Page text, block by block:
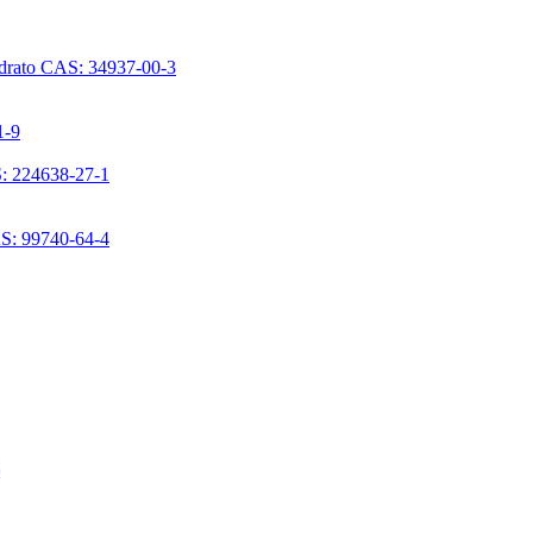
CAS: 34937-00-3
9
224638-27-1
99740-64-4